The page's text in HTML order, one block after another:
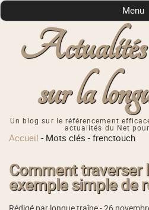
sur la
Un blog sur le référencement
actualités du Net
Menu
Accueil - Mots clés -frenctouch
Comment traverser
exemple simple de